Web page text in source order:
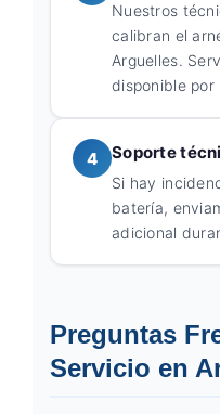
Nuestros
calibran el
Arguelles.
disponible por
4 Soporte
Si hay
batería,
adicional
Preguntas
Servicio en